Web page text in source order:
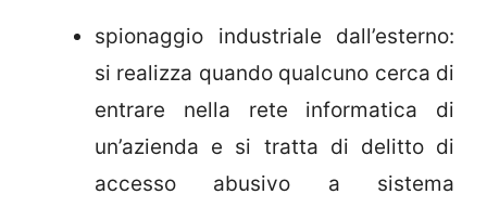
spionaggio industriale dall’esterno:
si realizza quando qualcuno cerca di
entrare nella rete informatica di
un’azienda e si tratta di delitto di
accesso abusivo a sistema